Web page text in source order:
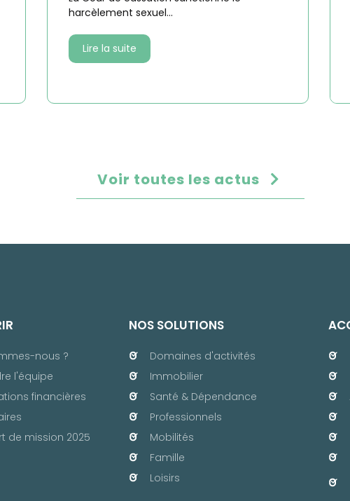
harcèlement sexuel...
Lire la suite
Voir toutes les actus
nous ?
l'équipe
financières
de mission 2025
NOS SOLUTIONS
Domaines d'activités
Immobilier
Santé & Dépendance
Professionnels
Mobilités
Famille
Loisirs